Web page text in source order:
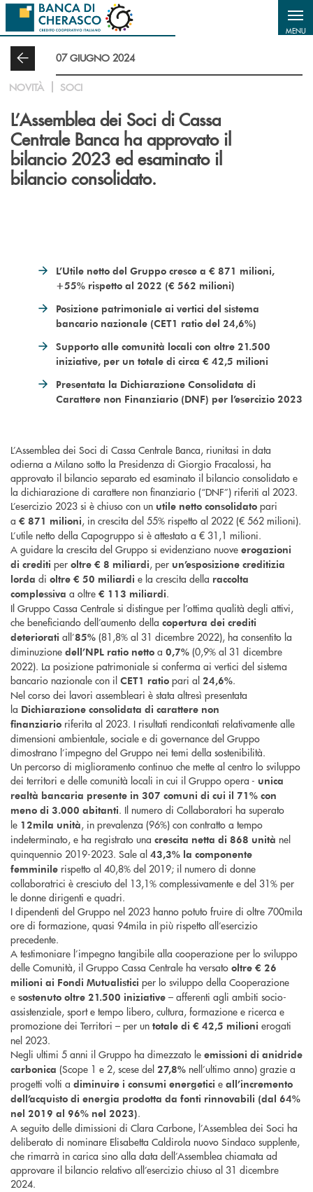
Salta al contenuto principale
MENU
07 GIUGNO 2024
NOVITÀ SOCI
L’Assemblea dei Soci di Cassa
Centrale Banca ha approvato il
bilancio 2023 ed esaminato il
bilancio consolidato.
L’Utile netto del Gruppo cresce a € 871 milioni,
+55% rispetto al 2022 (€ 562 milioni)
Posizione patrimoniale ai vertici del sistema
bancario nazionale (CET1 ratio del 24,6%)
Supporto alle comunità locali con oltre 21.500
iniziative, per un totale di circa € 42,5 milioni
Presentata la Dichiarazione Consolidata di
Carattere non Finanziario (DNF) per l’esercizio 2023
L’Assemblea dei Soci di Cassa Centrale Banca, riunitasi in data
odierna a Milano sotto la Presidenza di Giorgio Fracalossi, ha
approvato il bilancio separato ed esaminato il bilancio consolidato e
la dichiarazione di carattere non finanziario (“DNF”) riferiti al 2023.
L’esercizio 2023 si è chiuso con un utile netto consolidato pari
a € 871 milioni, in crescita del 55% rispetto al 2022 (€ 562 milioni).
L’utile netto della Capogruppo si è attestato a € 31,1 milioni.
A guidare la crescita del Gruppo si evidenziano nuove erogazioni
di crediti per oltre € 8 miliardi, per un’esposizione creditizia
lorda di oltre € 50 miliardi e la crescita della raccolta
complessiva a oltre € 113 miliardi.
Il Gruppo Cassa Centrale si distingue per l’ottima qualità degli attivi,
che beneficiando dell’aumento della copertura dei crediti
deteriorati all’85% (81,8% al 31 dicembre 2022), ha consentito la
diminuzione dell’NPL ratio netto a 0,7% (0,9% al 31 dicembre
2022). La posizione patrimoniale si conferma ai vertici del sistema
bancario nazionale con il CET1 ratio pari al 24,6%.
Nel corso dei lavori assembleari è stata altresì presentata
la Dichiarazione consolidata di carattere non
finanziario riferita al 2023. I risultati rendicontati relativamente alle
dimensioni ambientale, sociale e di governance del Gruppo
dimostrano l’impegno del Gruppo nei temi della sostenibilità.
Un percorso di miglioramento continuo che mette al centro lo sviluppo
dei territori e delle comunità locali in cui il Gruppo opera - unica
realtà bancaria presente in 307 comuni di cui il 71% con
meno di 3.000 abitanti. Il numero di Collaboratori ha superato
le 12mila unità, in prevalenza (96%) con contratto a tempo
indeterminato, e ha registrato una crescita netta di 868 unità nel
quinquennio 2019-2023. Sale al 43,3% la componente
femminile rispetto al 40,8% del 2019; il numero di donne
collaboratrici è cresciuto del 13,1% complessivamente e del 31% per
le donne dirigenti e quadri.
I dipendenti del Gruppo nel 2023 hanno potuto fruire di oltre 700mila
ore di formazione, quasi 94mila in più rispetto all’esercizio
precedente.
A testimoniare l’impegno tangibile alla cooperazione per lo sviluppo
delle Comunità, il Gruppo Cassa Centrale ha versato oltre € 26
milioni ai Fondi Mutualistici per lo sviluppo della Cooperazione
e sostenuto oltre 21.500 iniziative – afferenti agli ambiti socio-
assistenziale, sport e tempo libero, cultura, formazione e ricerca e
promozione dei Territori – per un totale di € 42,5 milioni erogati
nel 2023.
Negli ultimi 5 anni il Gruppo ha dimezzato le emissioni di anidride
carbonica (Scope 1 e 2, scese del 27,8% nell’ultimo anno) grazie a
progetti volti a diminuire i consumi energetici e all’incremento
dell’acquisto di energia prodotta da fonti rinnovabili (dal 64%
nel 2019 al 96% nel 2023).
A seguito delle dimissioni di Clara Carbone, l’Assemblea dei Soci ha
deliberato di nominare Elisabetta Caldirola nuovo Sindaco supplente,
che rimarrà in carica sino alla data dell’Assemblea chiamata ad
approvare il bilancio relativo all’esercizio chiuso al 31 dicembre
2024.